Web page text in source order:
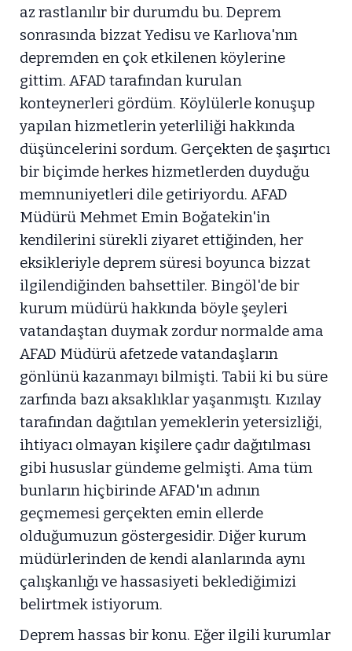
az rastlanılır bir durumdu bu. Deprem
sonrasında bizzat Yedisu ve Karlıova'nın
depremden en çok etkilenen köylerine
gittim. AFAD tarafından kurulan
konteynerleri gördüm. Köylülerle konuşup
yapılan hizmetlerin yeterliliği hakkında
düşüncelerini sordum. Gerçekten de şaşırtıcı
bir biçimde herkes hizmetlerden duyduğu
memnuniyetleri dile getiriyordu. AFAD
Müdürü Mehmet Emin Boğatekin'in
kendilerini sürekli ziyaret ettiğinden, her
eksikleriyle deprem süresi boyunca bizzat
ilgilendiğinden bahsettiler. Bingöl'de bir
kurum müdürü hakkında böyle şeyleri
vatandaştan duymak zordur normalde ama
AFAD Müdürü afetzede vatandaşların
gönlünü kazanmayı bilmişti. Tabii ki bu süre
zarfında bazı aksaklıklar yaşanmıştı. Kızılay
tarafından dağıtılan yemeklerin yetersizliği,
ihtiyacı olmayan kişilere çadır dağıtılması
gibi hususlar gündeme gelmişti. Ama tüm
bunların hiçbirinde AFAD'ın adının
geçmemesi gerçekten emin ellerde
olduğumuzun göstergesidir. Diğer kurum
müdürlerinden de kendi alanlarında aynı
çalışkanlığı ve hassasiyeti beklediğimizi
belirtmek istiyorum.
Deprem hassas bir konu. Eğer ilgili kurumlar